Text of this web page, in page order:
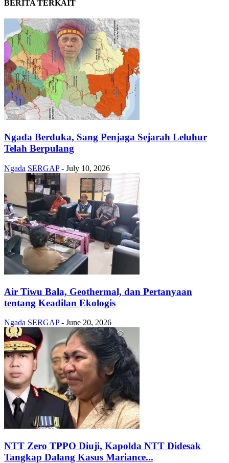
BERITA TERKAIT
Ngada Berduka, Sang Penjaga Sejarah Leluhur
Telah Berpulang
Ngada SERGAP - July 10, 2026
Air Tiwu Bala, Geothermal, dan Pertanyaan
tentang Keadilan Ekologis
Ngada SERGAP - June 20, 2026
NTT Zero TPPO Diuji, Kapolda NTT Didesak
Tangkap Dalang Kasus Mariance...